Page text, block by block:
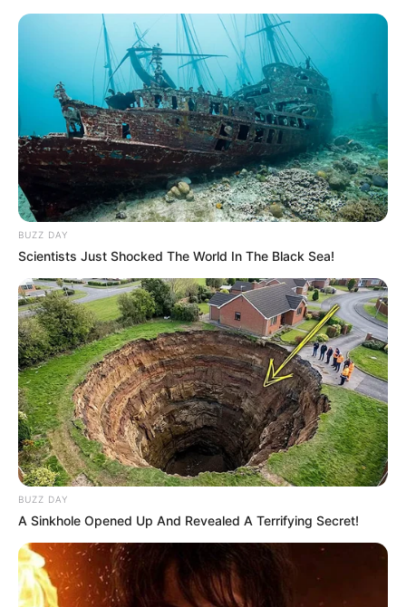
BUZZ DAY
Scientists Just Shocked The World In The Black Sea!
BUZZ DAY
A Sinkhole Opened Up And Revealed A Terrifying Secret!